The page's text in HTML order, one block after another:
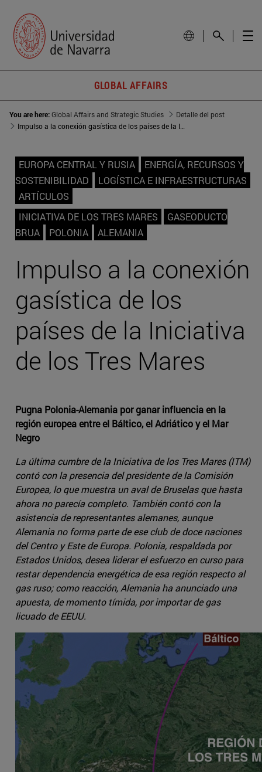
GLOBAL AFFAIRS
You are here:Global Affairs and Strategic Studies
Detalle del post
Impulso a la conexión gasística de los países de la Iniciativa de los Tres Mares
EUROPA CENTRAL Y RUSIA
ENERGÍA, RECURSOS Y
SOSTENIBILIDAD
LOGÍSTICA E INFRAESTRUCTURAS
ARTÍCULOS
INICIATIVA DE LOS TRES MARES
GASEODUCTO
BRUA
POLONIA ALEMANIA
Impulso a la conexión
gasística de los
países de la Iniciativa
de los Tres Mares
Pugna Polonia-Alemania por ganar influencia en la
región europea entre el Báltico, el Adriático y el Mar
Negro
La última cumbre de la Iniciativa de los Tres Mares (ITM)
contó con la presencia del presidente de la Comisión
Europea, lo que muestra un aval de Bruselas que hasta
ahora no parecía completo. También contó con la
asistencia de representantes alemanes, aunque
Alemania no forma parte de ese club de doce naciones
del Centro y Este de Europa. Polonia, respaldada por
Estados Unidos, desea liderar el esfuerzo en curso para
restar dependencia energética de esa región respecto al
gas ruso; como reacción, Alemania ha anunciado una
apuesta, de momento tímida, por importar de gas
licuado de EEUU.